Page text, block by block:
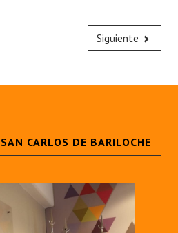
Siguiente
CARLOS DE BARILOCHE